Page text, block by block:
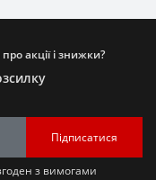
акції і знижки?
Підписатися
з вимогами